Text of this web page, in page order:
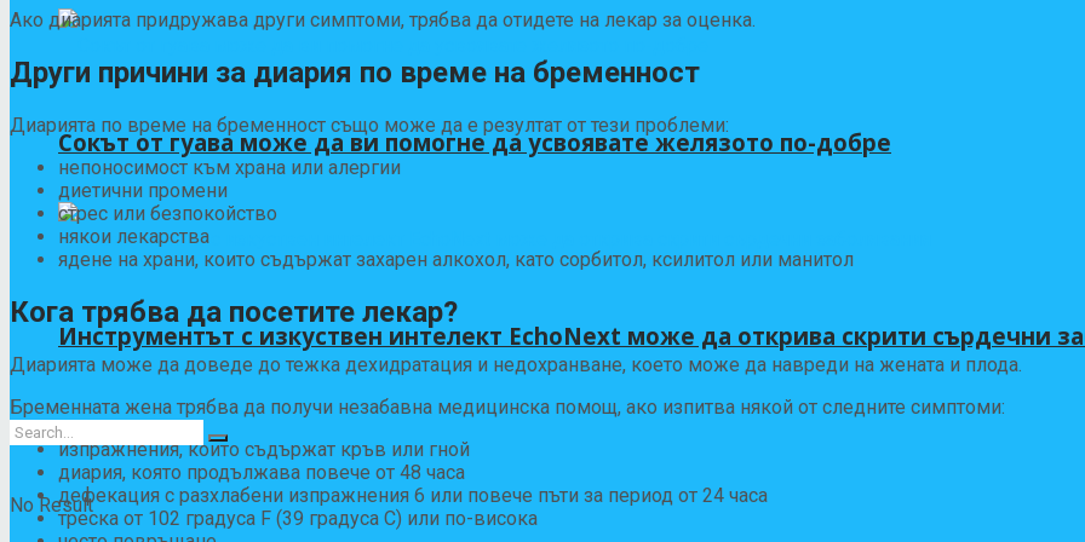
Сокът от гуава може да ви помогне да усвоявате желязото по-добре
Инструментът с изкуствен интелект EchoNext може да открива скрити сърдечни
No Result
Ако диарията придружава други симптоми, трябва да отидете на лекар за оценка.
Други причини за диария по време на бременност
Диарията по време на бременност също може да е резултат от тези проблеми:
непоносимост към храна или алергии
диетични промени
стрес или безпокойство
някои лекарства
ядене на храни, които съдържат захарен алкохол, като сорбитол, ксилитол или манитол
Кога трябва да посетите лекар?
Диарията може да доведе до тежка дехидратация и недохранване, което може да навреди на жената и плода.
Бременната жена трябва да получи незабавна медицинска помощ, ако изпитва някой от следните симптоми:
изпражнения, които съдържат кръв или гной
диария, която продължава повече от 48 часа
дефекация с разхлабени изпражнения 6 или повече пъти за период от 24 часа
треска от 102 градуса F (39 градуса С) или по-висока